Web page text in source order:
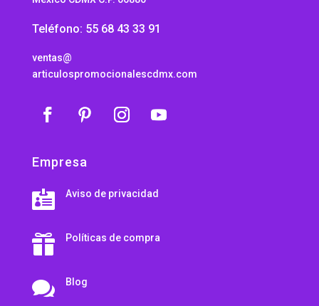
Teléfono: 55 68 43 33 91
ventas@
articulospromocionalescdmx.com
Empresa
 Aviso de privacidad
 Políticas de compra
 Blog